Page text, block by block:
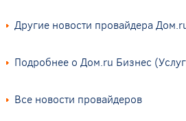
Другие новости провайдера
Подробнее о Дом.ru Бизнес
Все новости провайдеров